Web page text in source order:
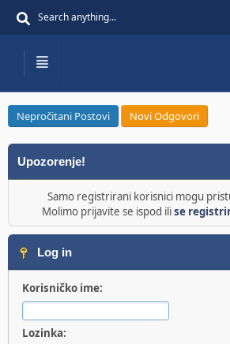
Nepročitani Postovi Novi Odgovori
Upozorenje!
Samo registrirani korisnici mogu
Molimo prijavite se ispod ilise
Log in
Korisničko ime:
Lozinka: